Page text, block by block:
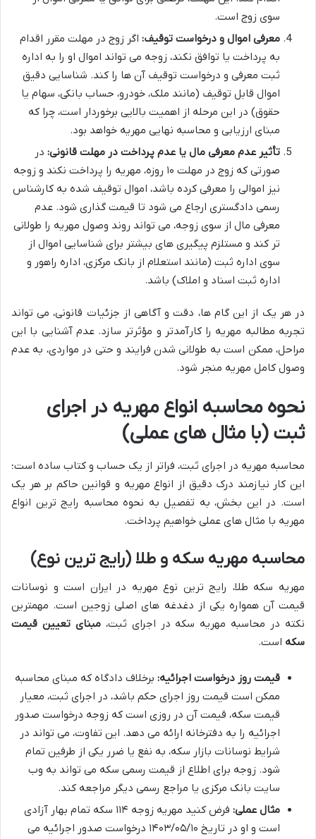
سوی زوج است.
معرفی اموال و درخواست توقیف: اگر زوج در مهلت مقرر اقدام
به پرداخت یا توافق نکند، زوجه می تواند اموال او را به اداره
ثبت معرفی و درخواست توقیف آن ها را کند. شناسایی دقیق
اموال قابل توقیف (مانند ملک، خودرو، حساب بانکی، سهام یا
حقوق) در این مرحله از اهمیت بالایی برخوردار است، چرا که
مبنای ارزیابی و محاسبه نهایی مهریه خواهد بود.
تأثیر عدم معرفی مال یا عدم پرداخت در مهلت قانونی: در
صورتی که زوج در مهلت ۱۰ روزه، مهریه را پرداخت نکند و زوجه
نیز اموالی را معرفی کرده باشد، اموال توقیف شده به کارشناس
رسمی دادگستری ارجاع می شود تا قیمت گذاری شود. عدم
معرفی مال از سوی زوجه، می تواند روند وصول مهریه را طولانی
تر کند و مستلزم پیگیری های بیشتر برای شناسایی اموال از
سوی اداره ثبت (مانند استعلام از بانک مرکزی، اداره راهور و
اداره ثبت اسناد و املاک) باشد.
در هر یک از این گام ها، دقت و آگاهی از جزئیات قانونی، می تواند
تجربه مطالبه مهریه را کارآمدتر و مؤثرتر سازد. عدم آشنایی با این
مراحل، ممکن است به طولانی شدن فرایند و حتی در مواردی، به عدم
وصول کامل مهریه منجر شود.
نحوه محاسبه انواع مهریه در اجرای
ثبت (با مثال های عملی)
محاسبه مهریه در اجرای ثبت، فراتر از یک حساب و کتاب ساده است؛
این کار نیازمند درک دقیق از انواع مهریه و قوانین حاکم بر هر یک
است. در این بخش، به تفصیل به نحوه محاسبه رایج ترین انواع
مهریه با مثال های عملی خواهیم پرداخت.
محاسبه مهریه سکه و طلا (رایج ترین نوع)
مهریه سکه طلا، رایج ترین نوع مهریه در ایران است و نوسانات
قیمت آن همواره یکی از دغدغه های اصلی زوجین است. مهمترین
نکته در محاسبه مهریه سکه در اجرای ثبت،مبنای تعیین قیمت
سکه است.
قیمت روز درخواست اجرائیه: برخلاف دادگاه که مبنای محاسبه
ممکن است قیمت روز اجرای حکم باشد، در اجرای ثبت، معیار
قیمت سکه، قیمت آن در روزی است که زوجه درخواست صدور
اجرائیه را به دفترخانه ارائه می دهد. این تفاوت، می تواند در
شرایط نوسانات بازار سکه، به نفع یا ضرر یکی از طرفین تمام
شود. زوجه برای اطلاع از قیمت رسمی سکه می تواند به وب
سایت بانک مرکزی یا مراجع رسمی دیگر مراجعه کند.
مثال عملی:
فرض کنید مهریه زوجه ۱۱۴ سکه تمام بهار آزادی
است و او در تاریخ ۱۴۰۳/۰۵/۱۰ درخواست صدور اجرائیه می